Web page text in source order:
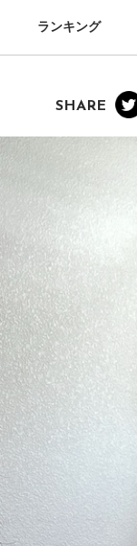
ランキング
SHARE